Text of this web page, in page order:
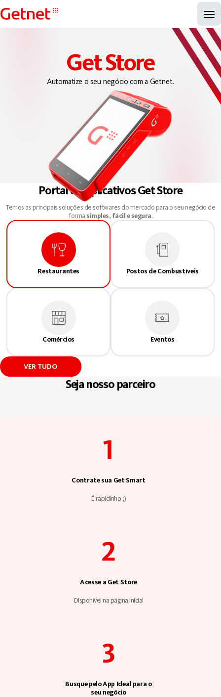
Get Store
Automatize o seu negócio com a Getnet.
Portal de Aplicativos Get Store
Temos as principais soluções de softwares do mercado para o seu negócio de
forma simples, fácil e segura.
Restaurantes Postos de Combustíveis
Comércios Eventos
VER TUDO
Seja nosso parceiro
1
Contrate sua Get Smart
É rapidinho ;)
2
Acesse a Get Store
Disponível na página inicial
3
Busque pelo App Ideal para o
seu negócio